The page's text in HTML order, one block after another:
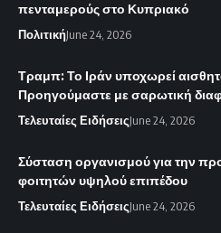
πενταμερούς στο Κυπριακό
ΠολιτικήJune 24, 2026
Τραμπ: Το Ιράν υποχωρεί
Προηγούμαστε με σαρωτική
Τελευταίες ΕιδήσειςJune 24, 2026
Σύσταση οργανισμού για την
φοιτητών υψηλού επιπέδου
Τελευταίες ΕιδήσειςJune 24, 2026